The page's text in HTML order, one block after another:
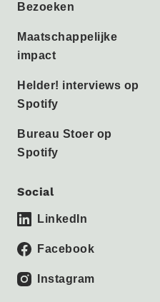
Bezoeken
Maatschappelijke
impact
Helder! interviews op
Spotify
Bureau Stoer op
Spotify
Social
LinkedIn
Facebook
Instagram